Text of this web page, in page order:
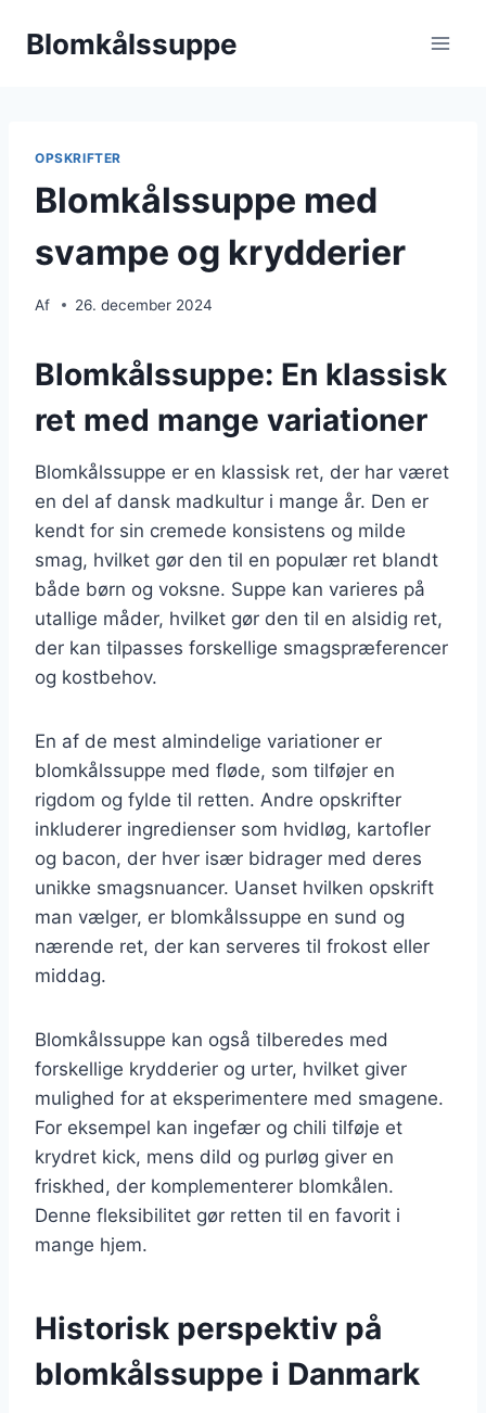
Blomkålssuppe
OPSKRIFTER
Blomkålssuppe med
svampe og krydderier
Af 26. december 2024
Blomkålssuppe: En klassisk
ret med mange variationer
Blomkålssuppe er en klassisk ret, der har været
en del af dansk madkultur i mange år. Den er
kendt for sin cremede konsistens og milde
smag, hvilket gør den til en populær ret blandt
både børn og voksne. Suppe kan varieres på
utallige måder, hvilket gør den til en alsidig ret,
der kan tilpasses forskellige smagspræferencer
og kostbehov.
En af de mest almindelige variationer er
blomkålssuppe med fløde, som tilføjer en
rigdom og fylde til retten. Andre opskrifter
inkluderer ingredienser som hvidløg, kartofler
og bacon, der hver især bidrager med deres
unikke smagsnuancer. Uanset hvilken opskrift
man vælger, er blomkålssuppe en sund og
nærende ret, der kan serveres til frokost eller
middag.
Blomkålssuppe kan også tilberedes med
forskellige krydderier og urter, hvilket giver
mulighed for at eksperimentere med smagene.
For eksempel kan ingefær og chili tilføje et
krydret kick, mens dild og purløg giver en
friskhed, der komplementerer blomkålen.
Denne fleksibilitet gør retten til en favorit i
mange hjem.
Historisk perspektiv på
blomkålssuppe i Danmark